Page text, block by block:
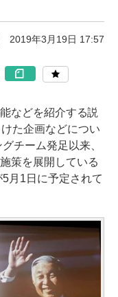
2019年3月19日 17:57
などを紹介する説
た企画などについ
チーム発足以来、
策を展開している
月1日に予定されて